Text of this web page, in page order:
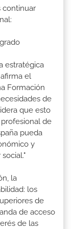
continuar
estratégica
el
Formación
de
que esto
de
pueda
y
la
los
de
de acceso
de las